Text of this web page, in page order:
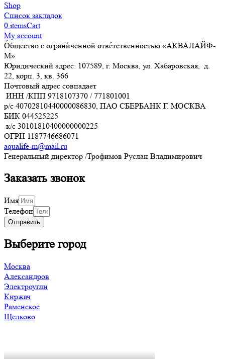
Shop
Список закладок
0 itemsCart
My account
О́бщество с ограни́ченной отве́тственностью «АКВАЛАЙФ-
М»
Юридический адрес: 107589, г. Москва, ул. Хабаровская, д.
22, корп. 3, кв. 366
Почтовый адрес совпадает
ИНН /КПП 9718107370 /771801001
р/с 40702810440000086830, ПАО СБЕРБАНК Г. МОСКВА
БИК 044525225
к/с 30101810400000000225
ОГРН 1187746686071
aqualife-m@mail.ru
Генеральный директор /Трофимов Руслан Владимирович
Заказать звонок
Имя
Телефон
Отправить
Выберите город
Москва
Александров
Электроугли
Киржач
Раменское
Щёлково